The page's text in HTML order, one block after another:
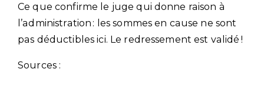
Ce que confirme le juge qui donne raison à
l’administration : les sommes en cause ne sont
pas déductibles ici. Le redressement est validé !
Sources :